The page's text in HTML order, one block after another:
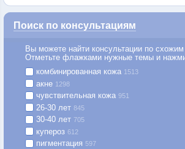
Поиск по консультациям
Вы можете найти консультации по
Отметьте флажками нужные темы и
комбинированная кожа 1513
акне 1298
чувствительная кожа 951
26-30 лет 845
30-40 лет 705
купероз 612
пигментация 597